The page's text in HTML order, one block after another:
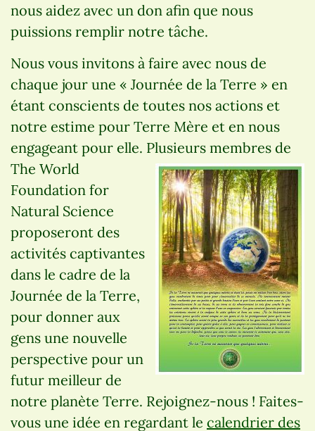
nous aidez avec un don afin que nous
puissions remplir notre tâche.
Nous vous invitons à faire avec nous de
chaque jour une « Journée de la Terre » en
étant conscients de toutes nos actions et
notre estime pour Terre Mère et en nous
engageant pour elle. Plusieurs membres de
The World
Foundation for
Natural Science
proposeront des
activités captivantes
dans le cadre de la
Journée de la Terre,
pour donner aux
gens une nouvelle
perspective pour un
futur meilleur de
notre planète Terre. Rejoignez-nous ! Faites-
vous une idée en regardant le calendrier des